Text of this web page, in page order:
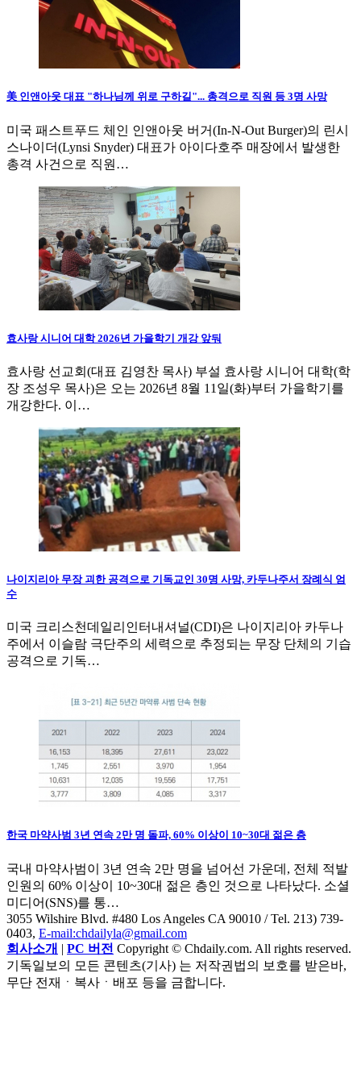
美 인앤아웃 대표 "하나님께 위로 구하길"... 총격으로 직원 등 3명 사망
미국 패스트푸드 체인 인앤아웃 버거(In-N-Out Burger)의 린시
스나이더(Lynsi Snyder) 대표가 아이다호주 매장에서 발생한
총격 사건으로 직원…
효사랑 시니어 대학 2026년 가을학기 개강 앞둬
효사랑 선교회(대표 김영찬 목사) 부설 효사랑 시니어 대학(학
장 조성우 목사)은 오는 2026년 8월 11일(화)부터 가을학기를
개강한다. 이…
나이지리아 무장 괴한 공격으로 기독교인 30명 사망, 카두나주서 장례식 엄
수
미국 크리스천데일리인터내셔널(CDI)은 나이지리아 카두나
주에서 이슬람 극단주의 세력으로 추정되는 무장 단체의 기습
공격으로 기독…
한국 마약사범 3년 연속 2만 명 돌파, 60% 이상이 10~30대 젊은 층
국내 마약사범이 3년 연속 2만 명을 넘어선 가운데, 전체 적발
인원의 60% 이상이 10~30대 젊은 층인 것으로 나타났다. 소셜
미디어(SNS)를 통…
3055 Wilshire Blvd. #480 Los Angeles CA 90010 / Tel. 213) 739-
0403, E-mail:chdailyla@gmail.com
회사소개 | PC 버전 Copyright © Chdaily.com. All rights reserved.
기독일보의 모든 콘텐츠(기사) 는 저작권법의 보호를 받은바,
무단 전재ㆍ복사ㆍ배포 등을 금합니다.